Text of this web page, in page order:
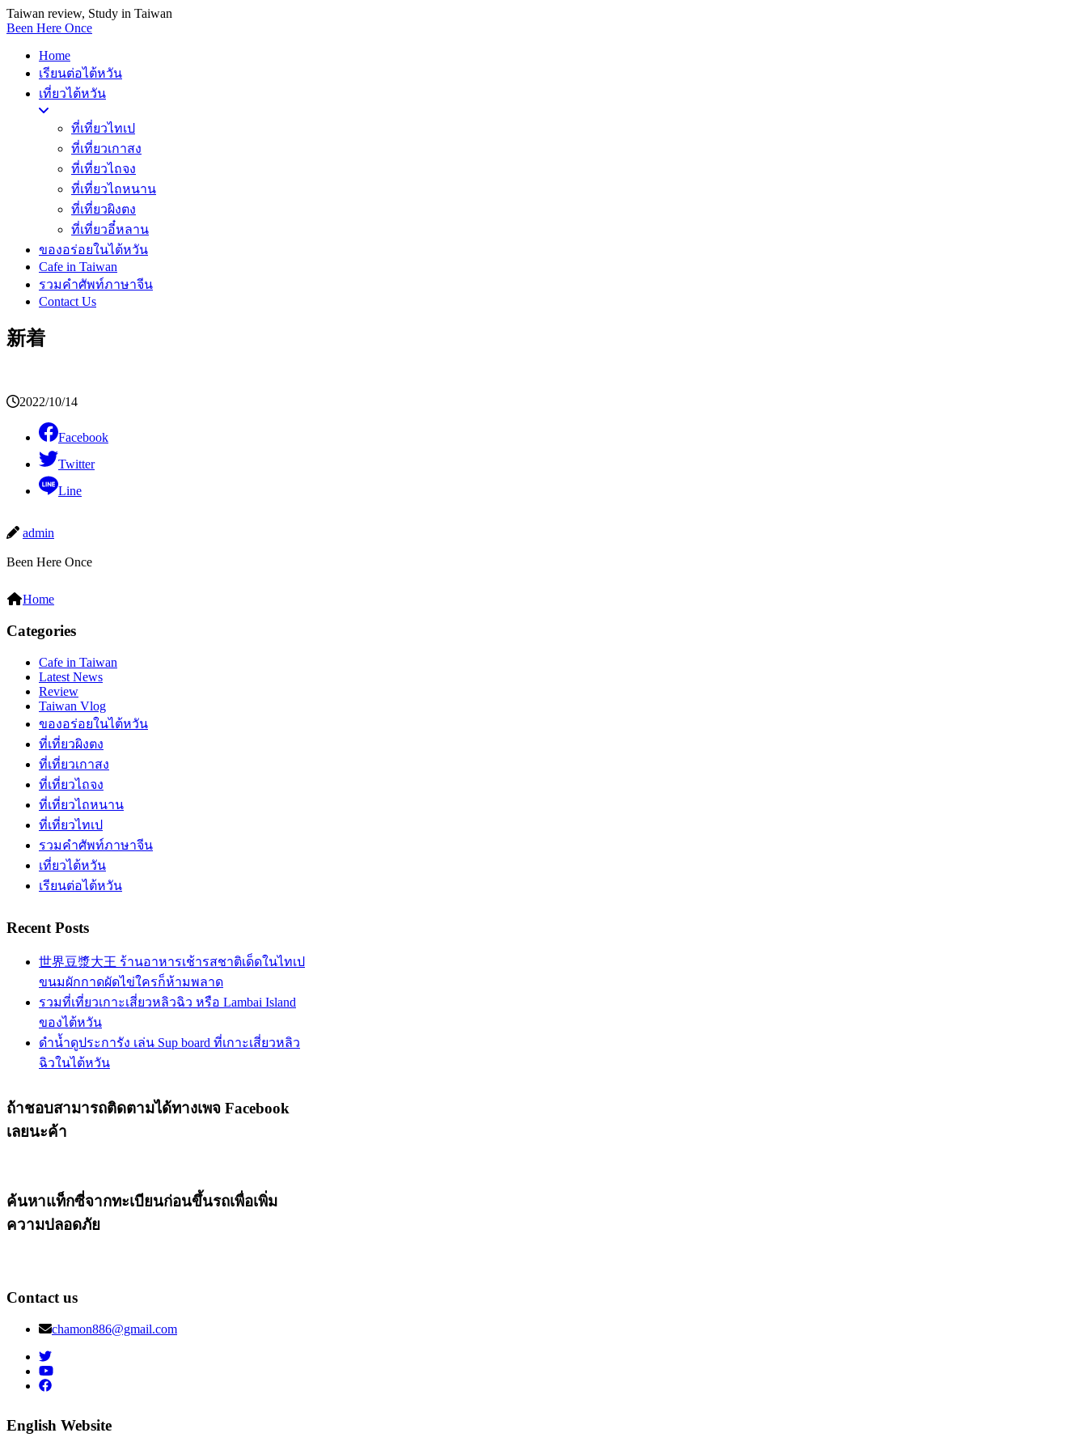
Taiwan review, Study in Taiwan
Been Here Once
Home
เรียนต่อไต้หวัน
เที่ยวไต้หวัน
ที่เที่ยวไทเป
ที่เที่ยวเกาสง
ที่เที่ยวไถจง
ที่เที่ยวไถหนาน
ที่เที่ยวผิงตง
ที่เที่ยวอี๋หลาน
ของอร่อยในไต้หวัน
Cafe in Taiwan
รวมคำศัพท์ภาษาจีน
Contact Us
新着
2022/10/14
Facebook
Twitter
Line
admin
Been Here Once
Home
Categories
Cafe in Taiwan
Latest News
Review
Taiwan Vlog
ของอร่อยในไต้หวัน
ที่เที่ยวผิงตง
ที่เที่ยวเกาสง
ที่เที่ยวไถจง
ที่เที่ยวไถหนาน
ที่เที่ยวไทเป
รวมคำศัพท์ภาษาจีน
เที่ยวไต้หวัน
เรียนต่อไต้หวัน
Recent Posts
世界豆漿大王 ร้านอาหารเช้ารสชาติเด็ดในไทเป
ขนมผักกาดผัดไข่ใครก็ห้ามพลาด
รวมที่เที่ยวเกาะเสี่ยวหลิวฉิว หรือ Lambai Island
ของไต้หวัน
ดำน้ำดูประการัง เล่น Sup board ที่เกาะเสี่ยวหลิว
ฉิวในไต้หวัน
ถ้าชอบสามารถติดตามได้ทางเพจ Facebook
เลยนะค้า
ค้นหาแท็กซี่จากทะเบียนก่อนขึ้นรถเพื่อเพิ่ม
ความปลอดภัย
Contact us
chamon886@gmail.com
English Website